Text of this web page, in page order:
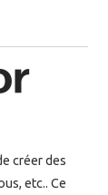
créer des
etc.. Ce